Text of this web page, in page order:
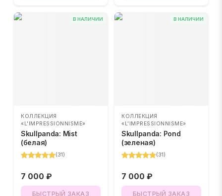
В НАЛИЧИИ
КОЛЛЕКЦИЯ
«L'IMPRESSIONNISME»
Skullpanda: Mist
(белая)
(31 )
7 000 ₽
БЫСТРЫЙ ЗАКАЗ
В НАЛИЧИИ
КОЛЛЕКЦИЯ
«L'IMPRESSIONNISME»
Skullpanda: Pond
(зеленая)
(31 )
7 000 ₽
БЫСТРЫЙ ЗАКАЗ